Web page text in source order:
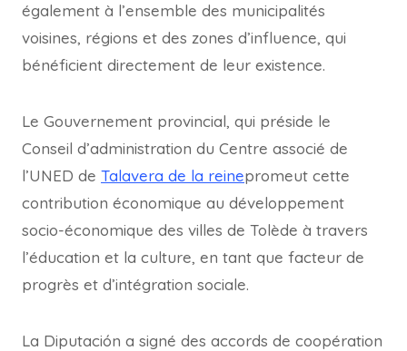
également à l’ensemble des municipalités
voisines, régions et des zones d’influence, qui
bénéficient directement de leur existence.
Le Gouvernement provincial, qui préside le
Conseil d’administration du Centre associé de
l’UNED de Talavera de la reinepromeut cette
contribution économique au développement
socio-économique des villes de Tolède à travers
l’éducation et la culture, en tant que facteur de
progrès et d’intégration sociale.
La Diputación a signé des accords de coopération